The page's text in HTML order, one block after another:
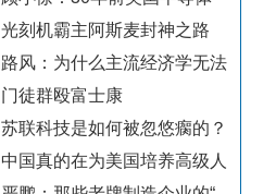
光刻机霸主阿斯麦封神之路
路风：为什么主流经济学无法
门徒群殴富士康
苏联科技是如何被忽悠瘸的？
中国真的在为美国培养高级人